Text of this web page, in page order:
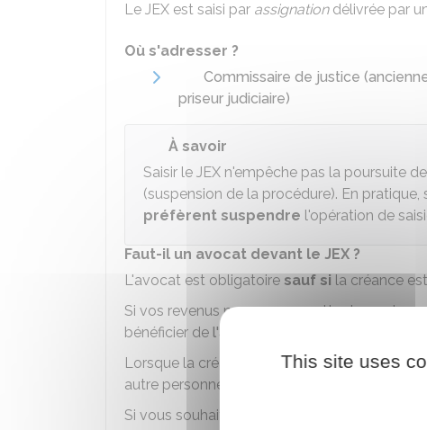
Le JEX est saisi par assignationdélivrée par
Où s'adresser ?
Commissaire de justice
priseur judiciaire)
À savoir
Saisir le JEX n'empêche pas la poursuite
(suspension de la procédure). En
préfèrent suspendre l'opération de
Faut-il un avocat devant le JEX ?
L'avocat est obligatoire sauf si la créance
Si vos revenus ne vous permettent pas de
bénéficier de l'aide juridictionnelle
Lorsque la créance est inférieure à 10 000 €,
autre personne que l'avocat.
Si vous souhaitez vous faire représenter à
This site uses